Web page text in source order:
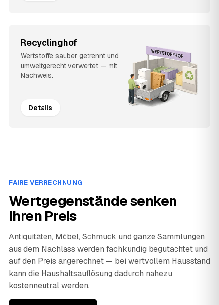
Recyclinghof
Wertstoffe sauber getrennt und
umweltgerecht verwertet — mit
Nachweis.
Details
FAIRE VERRECHNUNG
Wertgegenstände senken
Ihren Preis
Antiquitäten, Möbel, Schmuck und ganze Sammlungen
aus dem Nachlass werden fachkundig begutachtet und
auf den Preis angerechnet — bei wertvollem Hausstand
kann die Haushaltsauflösung dadurch nahezu
kostenneutral werden.